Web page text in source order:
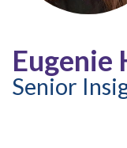
Eugenie
Senior